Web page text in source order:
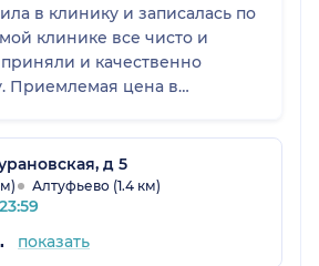
в клинику и записалась по
и качественно
очень душно в коридорах и
летнего периода очень не
или кондиционеров
д 5
Алтуфьево (1.4 км)
13 показать